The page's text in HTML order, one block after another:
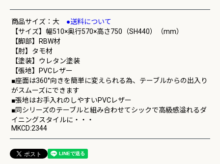
商品サイズ：大 ●送料について
【サイズ】幅510×奥行570×高さ750（SH440）（mm）
【脚部】RBW材
【肘】タモ材
【塗装】ウレタン塗装
【張地】PVCレザー
■座面は360°向きを簡単に変えられる為、テーブルからの出入り
がスムーズにできます
■張地はお手入れのしやすいPVCレザー
■同シリーズのテーブルと組み合わせてシックで高級感溢れるダ
イニングスタイルに・・・
MKCD:2344